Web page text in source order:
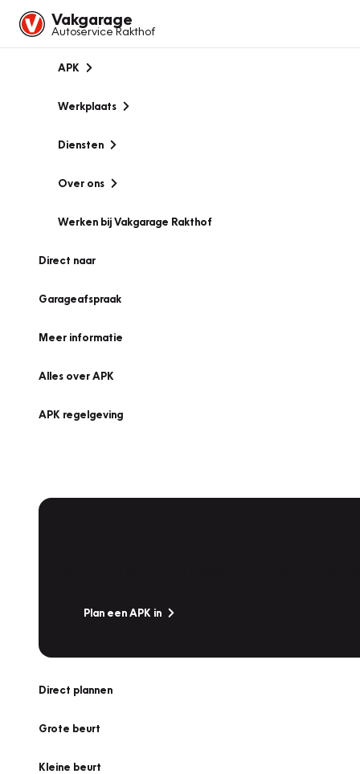
Vakgarage
Autoservice Rakthof
APK
Werkplaats
Diensten
Over ons
Werken bij Vakgarage Rakthof
Direct naar
Garageafspraak
Meer informatie
Alles over APK
APK regelgeving
Plan een APK in
Direct plannen
Grote beurt
Kleine beurt